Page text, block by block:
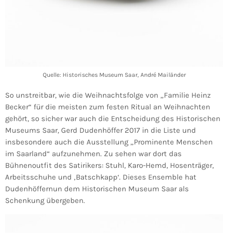
Quelle: Historisches Museum Saar, André Mailänder
So unstreitbar, wie die Weihnachtsfolge von „Familie Heinz
Becker“ für die meisten zum festen Ritual an Weihnachten
gehört, so sicher war auch die Entscheidung des Historischen
Museums Saar, Gerd Dudenhöffer 2017 in die Liste und
insbesondere auch die Ausstellung „Prominente Menschen
im Saarland“ aufzunehmen. Zu sehen war dort das
Bühnenoutfit des Satirikers: Stuhl, Karo-Hemd, Hosenträger,
Arbeitsschuhe und ‚Batschkapp‘. Dieses Ensemble hat
Dudenhöffernun dem Historischen Museum Saar als
Schenkung übergeben.